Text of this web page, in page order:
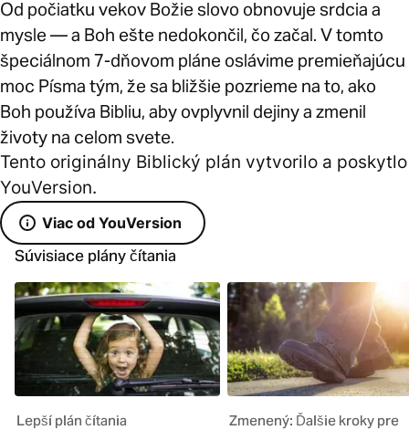
Od počiatku vekov Božie slovo obnovuje srdcia a
mysle — a Boh ešte nedokončil, čo začal. V tomto
špeciálnom 7-dňovom pláne oslávime premieňajúcu
moc Písma tým, že sa bližšie pozrieme na to, ako
Boh používa Bibliu, aby ovplyvnil dejiny a zmenil
životy na celom svete.
Tento originálny Biblický plán vytvorilo a poskytlo
YouVersion.
Viac od YouVersion
Súvisiace plány čítania
Lepší plán čítania
Zmenený: Ďalšie kroky pre